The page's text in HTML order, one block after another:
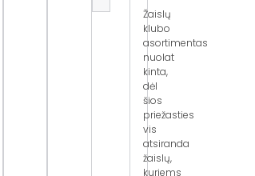
Žaislų
klubo
asortimentas
nuolat
kinta,
dėl
šios
priežasties
vis
atsiranda
žaislų,
kuriems